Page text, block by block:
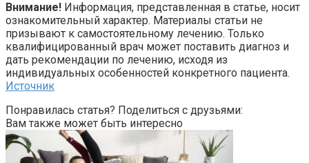
Внимание! Информация, представленная в статье, носит
ознакомительный характер. Материалы статьи не
призывают к самостоятельному лечению. Только
квалифицированный врач может поставить диагноз и
дать рекомендации по лечению, исходя из
индивидуальных особенностей конкретного пациента.
Источник
Понравилась статья? Поделиться с друзьями:
Вам также может быть интересно